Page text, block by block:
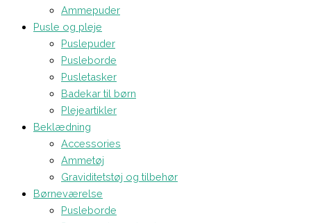
Ammepuder
Pusle og pleje
Puslepuder
Pusleborde
Pusletasker
Badekar til børn
Plejeartikler
Beklædning
Accessories
Ammetøj
Graviditetstøj og tilbehør
Børneværelse
Pusleborde